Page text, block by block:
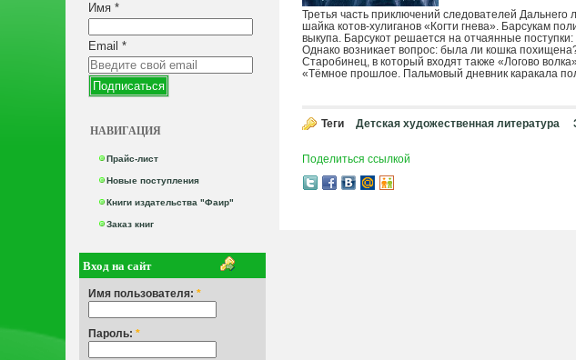
Имя *
Email *
НАВИГАЦИЯ
Прайс-лист
Новые поступления
Книги издательства "Фаир"
Заказ книг
Вход на сайт
Имя пользователя: *
Пароль: *
Третья часть приключений следователей Дальнего
шайка котов-хулиганов «Когти гнева». Барсукам
выкупа. Барсукот решается на отчаянные
Однако возникает вопрос: была ли кошка
Старобинец, в который входят также «Логово
«Тёмное прошлое. Пальмовый дневник каракала
Теги Детская художественная литература
Поделиться ссылкой